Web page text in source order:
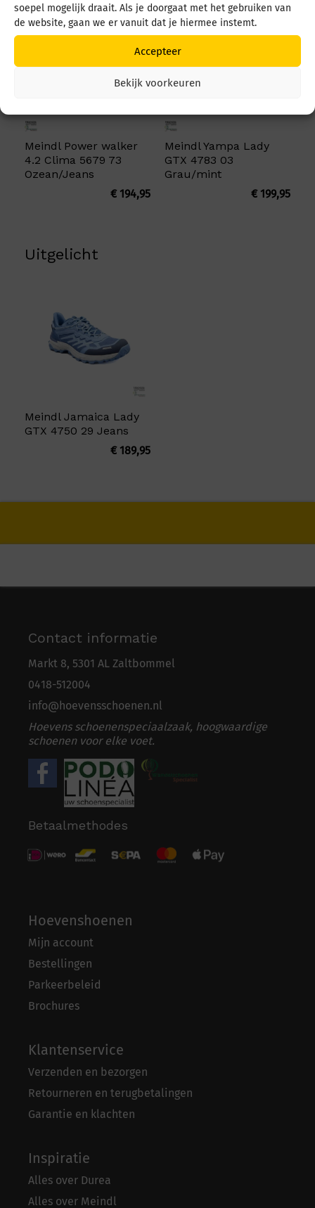
soepel mogelijk draait. Als je doorgaat met het gebruiken van
de website, gaan we er vanuit dat je hiermee instemt.
Accepteer
Bekijk voorkeuren
Meindl Power walker
4.2 Clima 5679 73
Ozean/Jeans
€194,95
Meindl Yampa Lady
GTX 4783 03
Grau/mint
€199,95
Uitgelicht
Meindl Jamaica Lady
GTX 4750 29 Jeans
€189,95
Contact informatie
Markt 8, 5301 AL Zaltbommel
0418-512004
info@hoevensschoenen.nl
Hoevens schoenenspeciaalzaak, hoogwaardige
schoenen voor elke voet.
Betaalmethodes
Hoevenshoenen
Mijn account
Bestellingen
Parkeerbeleid
Brochures
Klantenservice
Verzenden en bezorgen
Retourneren en terugbetalingen
Garantie en klachten
Inspiratie
Alles over Durea
Alles over Meindl